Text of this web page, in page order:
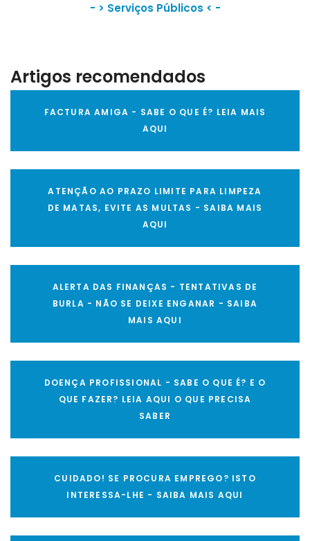
- > Serviços Públicos < -
Artigos recomendados
FACTURA AMIGA - SABE O QUE É? LEIA MAIS
AQUI
ATENÇÃO AO PRAZO LIMITE PARA LIMPEZA
DE MATAS, EVITE AS MULTAS - SAIBA MAIS
AQUI
ALERTA DAS FINANÇAS - TENTATIVAS DE
BURLA - NÃO SE DEIXE ENGANAR - SAIBA
MAIS AQUI
DOENÇA PROFISSIONAL - SABE O QUE É? E O
QUE FAZER? LEIA AQUI O QUE PRECISA
SABER
CUIDADO! SE PROCURA EMPREGO? ISTO
INTERESSA-LHE - SAIBA MAIS AQUI